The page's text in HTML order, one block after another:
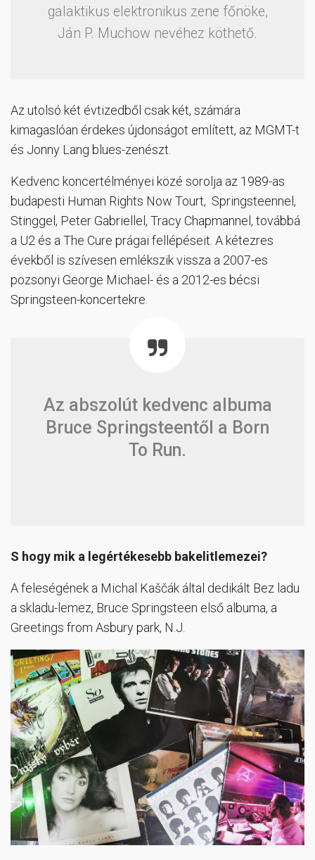
galaktikus elektronikus zene főnöke,
Ján P. Muchow nevéhez köthető.
Az utolsó két évtizedből csak két, számára
kimagaslóan érdekes újdonságot említett, az MGMT-t
és Jonny Lang blues-zenészt.
Kedvenc koncertélményei közé sorolja az 1989-as
budapesti Human Rights Now Tourt, Springsteennel,
Stinggel, Peter Gabriellel, Tracy Chapmannel, továbbá
a U2 és a The Cure prágai fellépéseit. A kétezres
évekből is szívesen emlékszik vissza a 2007-es
pozsonyi George Michael- és a 2012-es bécsi
Springsteen-koncertekre.
Az abszolút kedvenc albuma
Bruce Springsteentől a Born
To Run.
S hogy mik a legértékesebb bakelitlemezei?
A feleségének a Michal Kaščák által dedikált Bez ladu
a skladu-lemez, Bruce Springsteen első albuma, a
Greetings from Asbury park, N.J.